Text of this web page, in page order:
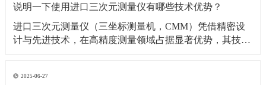
备变形、传感器失灵。防尘与防
说明一下使用进口三次元测量仪有哪些技术优势？
​进口三次元测量仪（三坐标测量机，CMM）凭借精密设
计与先进技术，在高精度测量领域占据显著优势，其技术
辨率与重复性：进口设备（如德国蔡司、美国 API、日本
2025-06-27